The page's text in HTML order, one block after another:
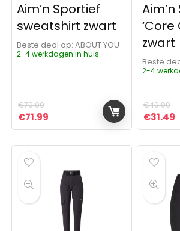
Aim’n Sportief
sweatshirt zwart
Beste deal op:
ABOUT YOU
2-4 werkdagen in huis
€79.99
Oorspronkelijke prijs was: €79.99.
€71.99 Huidige prijs is: €71.99.
‘Core
zwart
Beste
2-4
€49.99
€31.49